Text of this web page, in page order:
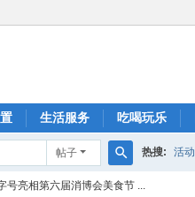
生活服务 吃喝玩乐
帖子
搜
热搜: 活动
号亮相第六届消博会美食节 ...